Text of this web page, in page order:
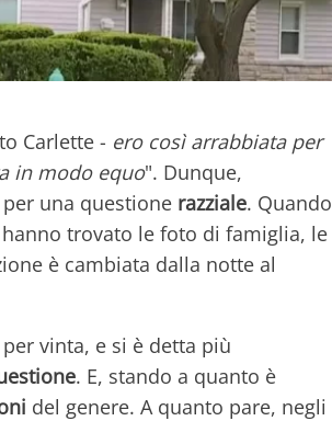
Carlette - ero così arrabbiata per
in modo equo". Dunque,
una questione razziale. Quando
trovato le foto di famiglia, le
è cambiata dalla notte al
vinta, e si è detta più
. E, stando a quanto è
del genere. A quanto pare, negli